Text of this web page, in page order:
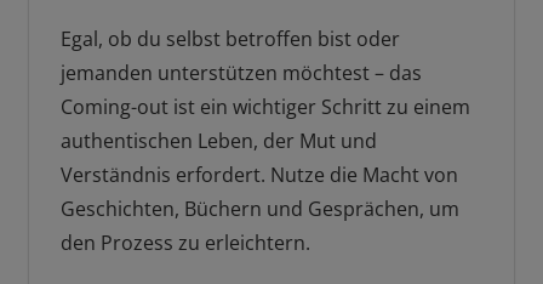
Egal, ob du selbst betroffen bist oder
jemanden unterstützen möchtest – das
Coming-out ist ein wichtiger Schritt zu einem
authentischen Leben, der Mut und
Verständnis erfordert. Nutze die Macht von
Geschichten, Büchern und Gesprächen, um
den Prozess zu erleichtern.